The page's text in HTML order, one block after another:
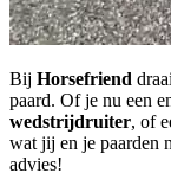
Bij Horsefriend
paard. Of je nu een
wedstrijdruiter, of
wat jij en je paarden
advies!